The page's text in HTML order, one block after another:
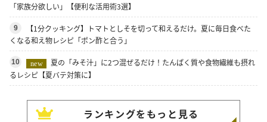
「家族分欲しい」【便利な活用術3選】
9
【1分クッキング】トマトとしそを切って和えるだけ。夏に毎日食べた
くなる和え物レシピ「ポン酢と合う」
10 new
夏の「みそ汁」に2つ混ぜるだけ！たんぱく質や食物繊維も摂れ
るレシピ【夏バテ対策に】
ランキングをもっと見る